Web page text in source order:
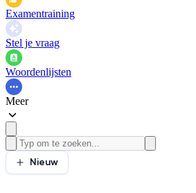
Examentraining
Stel je vraag
Woordenlijsten
Meer
Nieuw